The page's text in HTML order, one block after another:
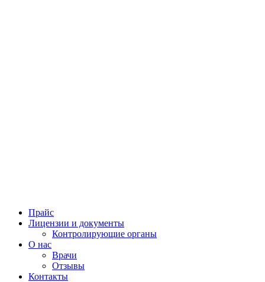
Прайс
Лицензии и документы
Контролирующие органы
О нас
Врачи
Отзывы
Контакты